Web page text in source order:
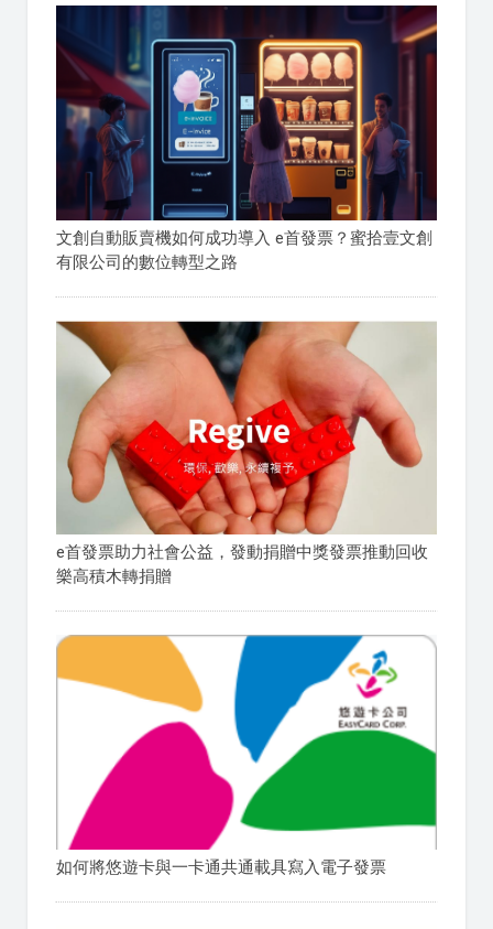
文創自動販賣機如何成功導入 e首發票？蜜拾壹文創
有限公司的數位轉型之路
e首發票助力社會公益，發動捐贈中獎發票推動回收
樂高積木轉捐贈
如何將悠遊卡與一卡通共通載具寫入電子發票